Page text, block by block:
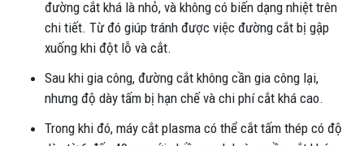
đường cắt khá là nhỏ, và không có biến dạng nhiệt trên
chi tiết. Từ đó giúp tránh được việc đường cắt bị gập
xuống khi đột lỗ và cắt.
Sau khi gia công, đường cắt không cần gia công lại,
nhưng độ dày tấm bị hạn chế và chi phí cắt khá cao.
Trong khi đó, máy cắt plasma có thể cắt tấm thép có độ